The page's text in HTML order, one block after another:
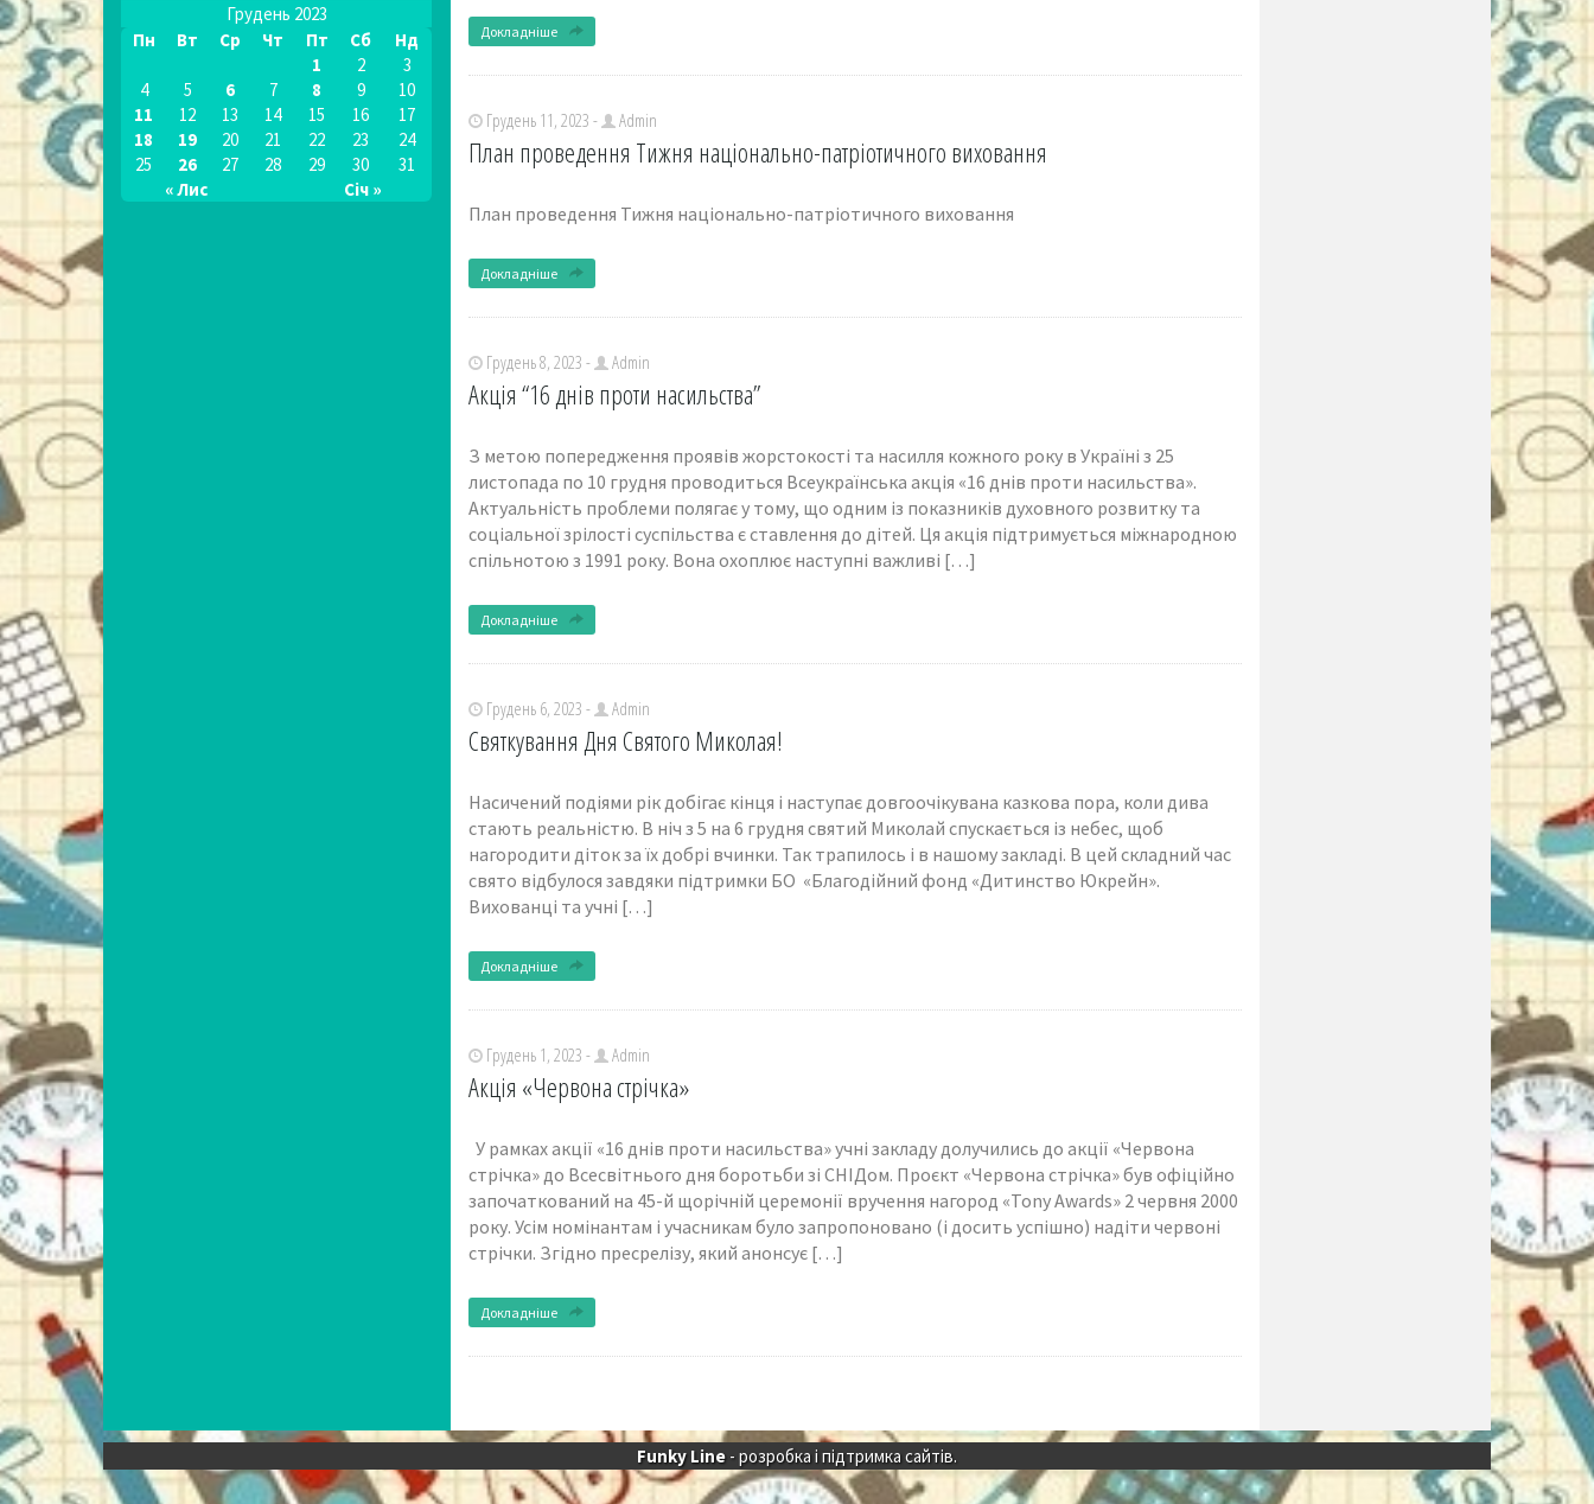
Грудень 2023
Пн
Вт Ср Чт Пт Сб Нд
« Лис Січ »
1 2
3
4
5 6 7 8 9
10
11
12 13 14 15 16
17
18
19 20 21 22 23
24
25
26 27 28 29 30 31
Докладніше
Грудень 11, 2023 - Admin
План проведення Тижня національно-патріотичного виховання
План проведення Тижня національно-патріотичного виховання
Докладніше
Грудень 8, 2023 - Admin
Акція “16 днів проти насильства”
З метою попередження проявів жорстокості та насилля кожного року в Україні з 25
листопада по 10 грудня проводиться Всеукраїнська акція «16 днів проти насильства».
Актуальність проблеми полягає у тому, що одним із показників духовного розвитку та
соціальної зрілості суспільства є ставлення до дітей. Ця акція підтримується міжнародною
спільнотою з 1991 року. Вона охоплює наступні важливі […]
Докладніше
Грудень 6, 2023 - Admin
Святкування Дня Святого Миколая!
Насичений подіями рік добігає кінця і наступає довгоочікувана казкова пора, коли дива
стають реальністю. В ніч з 5 на 6 грудня святий Миколай спускається із небес, щоб
нагородити діток за їх добрі вчинки. Так трапилось і в нашому закладі. В цей складний час
свято відбулося завдяки підтримки БО «Благодійний фонд «Дитинство Юкрейн».
Вихованці та учні […]
Докладніше
Грудень 1, 2023 - Admin
Акція «Червона стрічка»
У рамках акції «16 днів проти насильства» учні закладу долучились до акції «Червона
стрічка» до Всесвітнього дня боротьби зі СНІДом. Проєкт «Червона стрічка» був офіційно
започаткований на 45-й щорічній церемонії вручення нагород «Tony Awards» 2 червня 2000
року. Усім номінантам і учасникам було запропоновано (і досить успішно) надіти червоні
стрічки. Згідно пресрелізу, який анонсує […]
Докладніше
Funky Line - розробка і підтримка сайтів.